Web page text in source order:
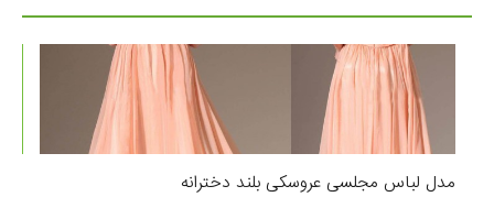
مدل لباس مجلسی عروسکی بلند دخترانه